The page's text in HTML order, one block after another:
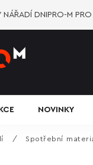
DNIPRO-M
NOVINKY
/ Spotřební